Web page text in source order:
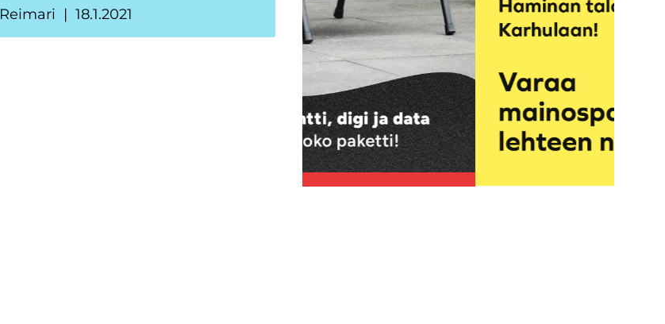
Reimari 18.1.2021